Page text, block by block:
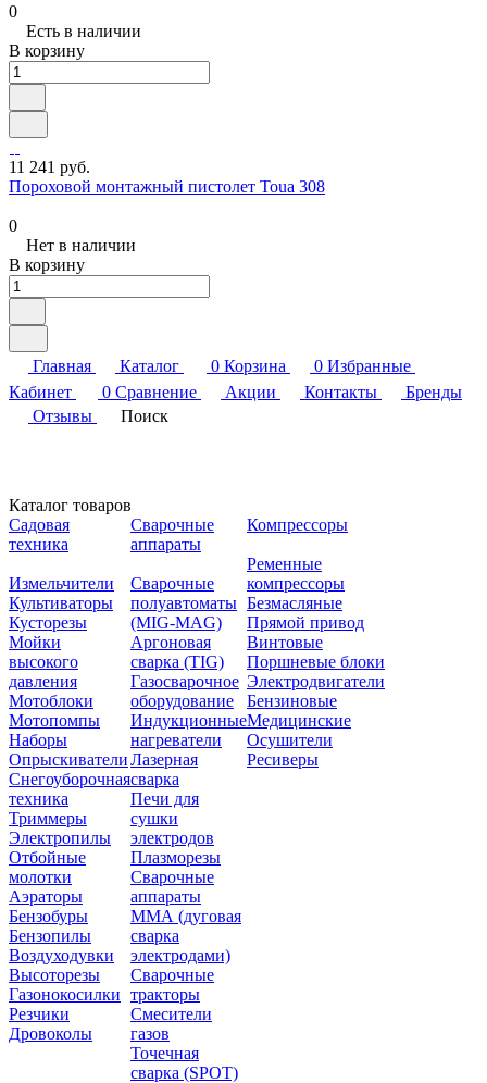
0
Есть в наличии
В корзину
11 241 руб.
Пороховой монтажный пистолет Toua 308
0
Нет в наличии
В корзину
Главная Каталог 0 Корзина 0 Избранные
Кабинет
0 Сравнение Акции Контакты
Бренды
Отзывы
Поиск
Каталог товаров
Садовая
техника
Измельчители
Культиваторы
Кусторезы
Мойки
высокого
давления
Мотоблоки
Мотопомпы
Наборы
Опрыскиватели
Снегоуборочная
техника
Триммеры
Электропилы
Отбойные
молотки
Аэраторы
Бензобуры
Бензопилы
Воздуходувки
Высоторезы
Газонокосилки
Резчики
Дровоколы
Сварочные
аппараты
Сварочные
полуавтоматы
(MIG-MAG)
Аргоновая
сварка (TIG)
Газосварочное
оборудование
Индукционные
нагреватели
Лазерная
сварка
Печи для
сушки
электродов
Плазморезы
Сварочные
аппараты
ММА (дуговая
сварка
электродами)
Сварочные
тракторы
Смесители
газов
Точечная
сварка (SPOT)
Компрессоры
Ременные
компрессоры
Безмасляные
Прямой привод
Винтовые
Поршневые блоки
Электродвигатели
Бензиновые
Медицинские
Осушители
Ресиверы